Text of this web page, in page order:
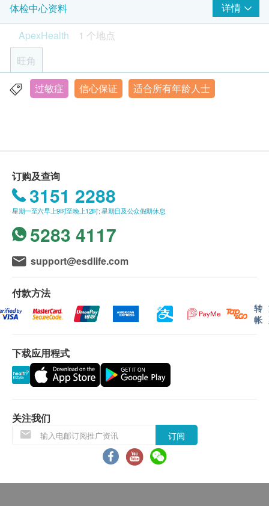
大蒜
蘑菇
洋葱
薯仔
蕃茄
奶及蛋类
蟎虫类
屋尘蟎
粉尘蟎
粗足粉螨
家居尘埃
白色念珠菌
青黴菌
腐食酪螨
霉菌类
絮状毛霉菌
柑橘类
（鱼／甲壳类）、坚果、小麦、黄豆、芝麻等
测试列出各致敏原反应／等级，并提供生活及饮食避
敏建议
4 个工作天电邮报告＋专业报告讲解
内，致电客户预约身体检查的时间及地点。客户必
须于预约当天出示身份证及打印订购确认信以确认
身份。
内(由确认付款日期起计)接受有关检查，逾期作
废。
报告时间： 一般情况下，报告将于检测后约 2星期
参考其产品页面。)
报告跟进： 报告将以电子方式发送。客户收到电
子报告后，我们会安排医护人员致电进行专业讲
解。请注意，报告讲解的轮候时间或会因应个别化
验项目所需时间或客户指定时段等因素而有所调
整。
订购一经确认，不设更改已订购的计划，转让给第
三者及／或退款。
如有任何争议，「健康网购health.ESDlife」及
ApexHealth保留最终决定权。
免责声明：
所有健康检查/服务并非作为医务诊断或治疗用
途。当阁下身体健康出现任何疾病征兆时，应立即
本服务/产品由商户提供。生活易【健康网购
health.ESDlife】并没有经营或提供本服务/产品。
有关此服务/产品的错漏或延误，或因使用此服务/
产品而引致的损失、损害、受伤或法律诉讼，健康
体检中心资料
详情
ApexHealth
1 个地点
旺角
香港九龙弥敦道555号九龙行21楼1-3单位 (油麻地A1出口)
电话：35042738
过敏症 信心保证 适合所有年龄人士
订购及查询
3151 2288
星期一至六早上9时至晚上12时; 星期日及公众假期休息
5283 4117
support@esdlife.com
付款方法
转
帐
下载应用程式
关注我们
订阅